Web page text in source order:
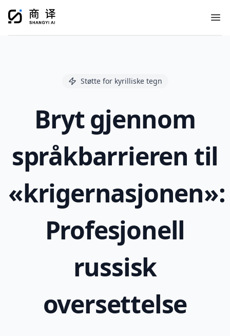
Støtte for kyrilliske tegn
Bryt gjennom
språkbarrieren til
«krigernasjonen»:
Profesjonell
russisk
oversettelse